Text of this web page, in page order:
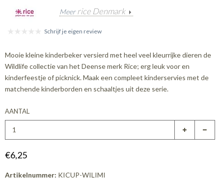
Meerrice Denmark
Schrijf je eigen review
Mooie kleine kinderbeker versierd met heel veel kleurrijke dieren de
Wildlife collectie van het Deense merk Rice; erg leuk voor en
kinderfeestje of picknick. Maak een compleet kinderservies met de
matchende kinderborden en schaaltjes uit deze serie.
AANTAL
€6,25
Artikelnummer: KICUP-WILIMI